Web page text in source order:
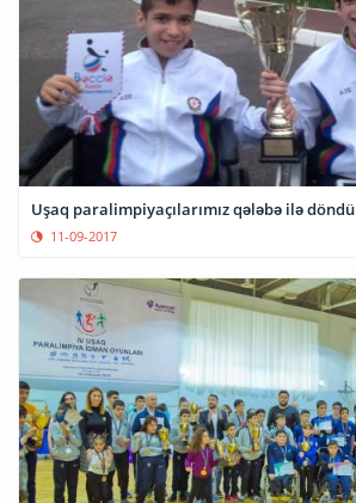
Uşaq paralimpiyaçılarımız qələbə ilə döndü
11-09-2017